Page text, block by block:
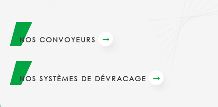
NOS CONVOYEURS
NOS SYSTÈMES DE DÉVRACAGE